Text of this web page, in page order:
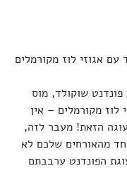
אגוזי לוז מקורמלים
שוקולד, מוס
לוז מקורמלים – אין
הזאת! מעבר לזה,
מהאורחים שלכם לא
הפונדנט ערבבתם